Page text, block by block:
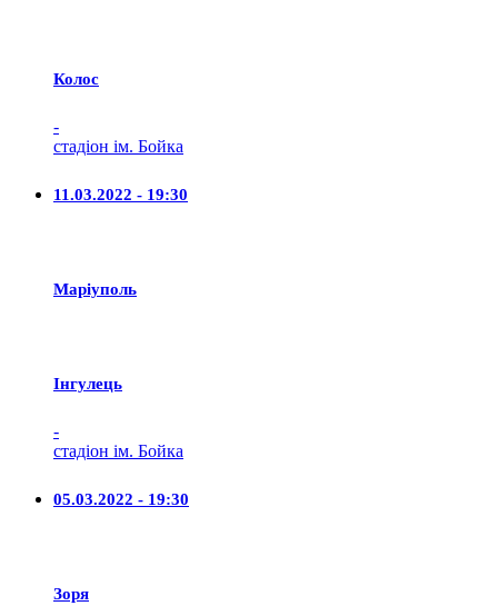
Колос
-
стадіон ім. Бойка
11.03.2022 - 19:30
Маріуполь
Iнгулець
-
стадіон ім. Бойка
05.03.2022 - 19:30
Зоря